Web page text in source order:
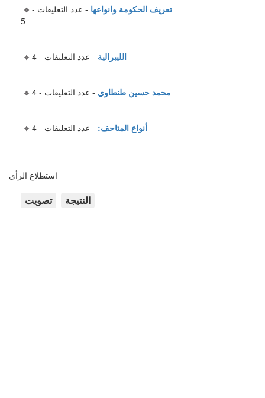
تعريف الحكومة وانواعها - عدد التعليقات -
5
الليبرالية - عدد التعليقات - 4
محمد حسين طنطاوي - عدد التعليقات - 4
أنواع المتاحف: - عدد التعليقات - 4
استطلاع الرأى